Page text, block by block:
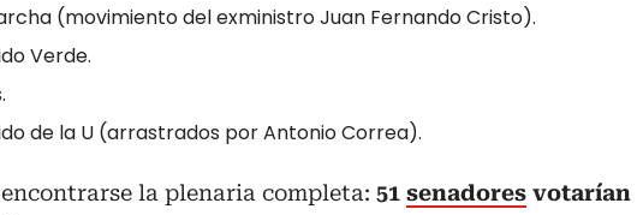
(movimiento del exministro Juan Fernando Cristo).
Verde.
de la U (arrastrados por Antonio Correa).
la plenaria completa: 51 senadores votarían